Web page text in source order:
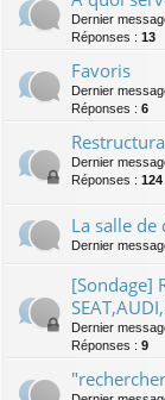
Dernier
Réponses : 13
Favoris
Dernier
Réponses : 6
Dernier
Réponses : 124
La salle de
Dernier
[Sondage]
Dernier
Réponses : 9